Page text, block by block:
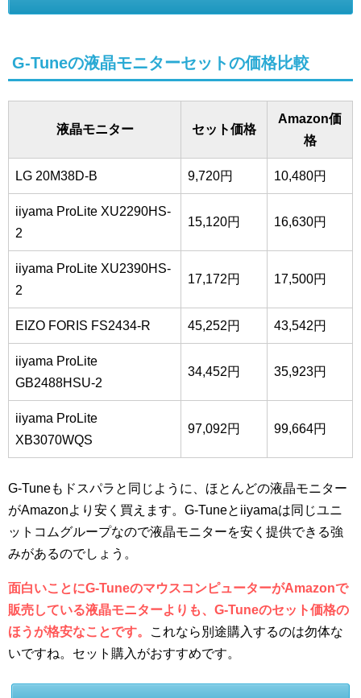
G-Tuneの液晶モニターセットの価格比較
液晶モニター セット価格
Amazon価
格
LG 20M38D-B 9,720円 10,480円
iiyama ProLite XU2290HS-
2
15,120円 16,630円
iiyama ProLite XU2390HS-
2
17,172円 17,500円
EIZO FORIS FS2434-R 45,252円 43,542円
iiyama ProLite
GB2488HSU-2
34,452円 35,923円
iiyama ProLite
XB3070WQS
97,092円 99,664円
G-Tuneもドスパラと同じように、ほとんどの液晶モニター
がAmazonより安く買えます。G-Tuneとiiyamaは同じユニ
ットコムグループなので液晶モニターを安く提供できる強
みがあるのでしょう。
面白いことにG-TuneのマウスコンピューターがAmazonで
販売している液晶モニターよりも、G-Tuneのセット価格の
ほうが格安なことです。
これなら別途購入するのは勿体な
いですね。セット購入がおすすめです。